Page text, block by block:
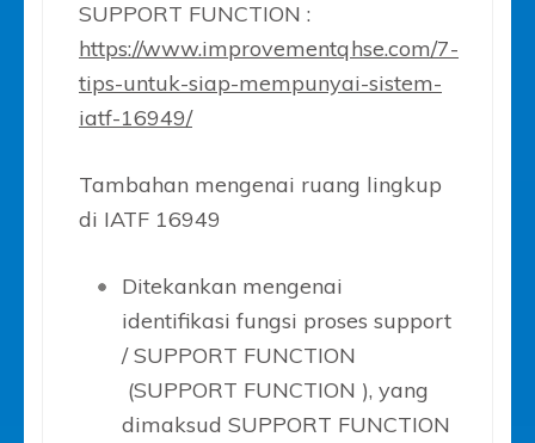
SUPPORT FUNCTION :
https://www.improvementqhse.com/7-
tips-untuk-siap-mempunyai-sistem-
iatf-16949/
Tambahan mengenai ruang lingkup
di IATF 16949
Ditekankan mengenai
identifikasi fungsi proses support
/ SUPPORT FUNCTION
(SUPPORT FUNCTION ), yang
dimaksud SUPPORT FUNCTION